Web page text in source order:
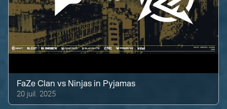
FaZe Clan vs Ninjas in Pyjamas
20 juil. 2025